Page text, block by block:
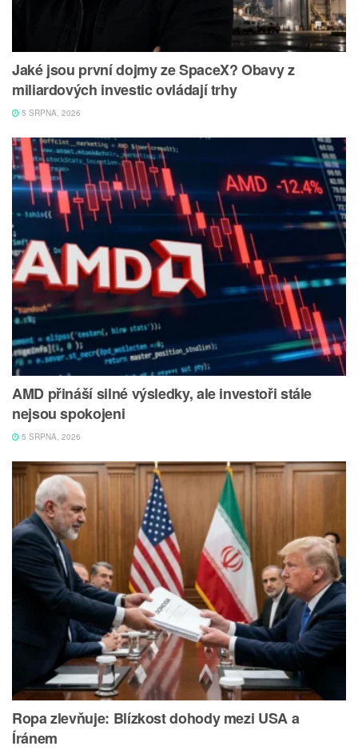
Jaké jsou první dojmy ze SpaceX? Obavy z
miliardových investic ovládají trhy
5 SRPNA, 2026
AMD přináší silné výsledky, ale investoři stále
nejsou spokojeni
5 SRPNA, 2026
Ropa zlevňuje: Blízkost dohody mezi USA a
Íránem